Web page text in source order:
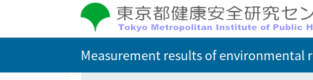
Measurement results of environmental